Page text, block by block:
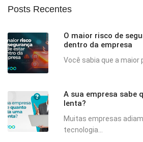
Posts Recentes
O maior risco de
dentro da empresa
Você sabia que a maior
A sua empresa sabe
lenta?
Muitas empresas
tecnologia...